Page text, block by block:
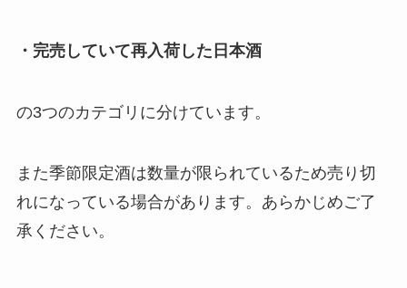
・完売していて再入荷した日本酒
の3つのカテゴリに分けています。
また季節限定酒は数量が限られているため売り切
れになっている場合があります。あらかじめご了
承ください。